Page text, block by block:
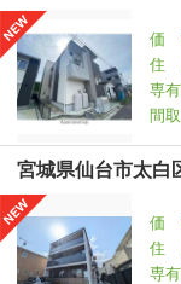
価
住
専
間
宮城県仙台市太白
価
住
専